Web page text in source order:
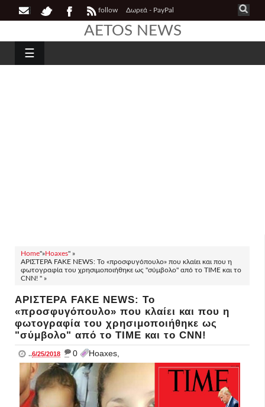
follow Δωρεά - PayPal
AETOS NEWS
☰
Home"»Hoaxes" »
ΑΡΙΣΤΕΡΑ FAKE NEWS: Το «προσφυγόπουλο» που κλαίει και που η
φωτογραφία του χρησιμοποιήθηκε ως "σύμβολο" από το TIME και το
CNN! " »
ΑΡΙΣΤΕΡΑ FAKE NEWS: Το
«προσφυγόπουλο» που κλαίει και που η
φωτογραφία του χρησιμοποιήθηκε ως
"σύμβολο" από το TIME και το CNN!
..6/25/2018 _ 0 Hoaxes,